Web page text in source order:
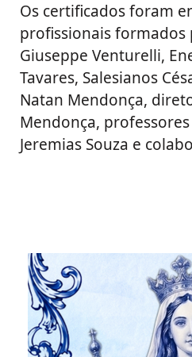
Os certificados foram
profissionais formados
Giuseppe Venturelli,
Tavares, Salesianos
Natan Mendonça,
Mendonça,
Jeremias Souza e